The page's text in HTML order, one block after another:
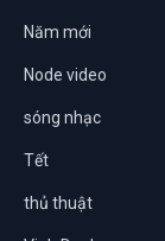
Năm mới
Node video
sóng nhạc
Tết
thủ thuật